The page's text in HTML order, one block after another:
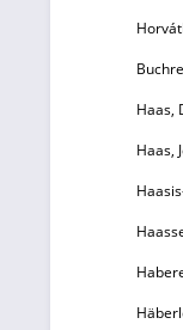
Haas,
Haas,